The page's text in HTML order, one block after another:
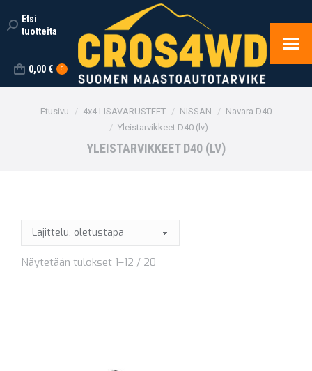
Search:
Etsi
tuotteita
0,00 € 0
You are here:
Etusivu 4x4 LISÄVARUSTEET NISSAN
Navara D40
Yleistarvikkeet D40 (lv)
YLEISTARVIKKEET D40 (LV)
Näytetään tulokset 1–12 / 20